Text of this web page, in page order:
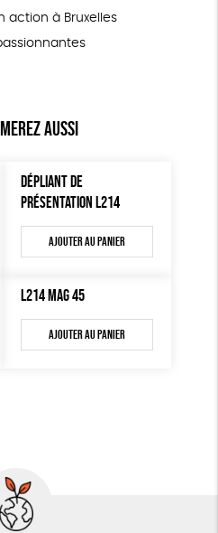
action à Bruxelles
aussi
DÉPLIANT DE
PRÉSENTATION L214
Ajouter au panier
L214 MAG 45
Ajouter au panier